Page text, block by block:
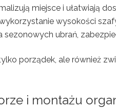
miejsce i ułatwiają
wysokości
sezonowych ubrań,
porządek, ale również
i montażu